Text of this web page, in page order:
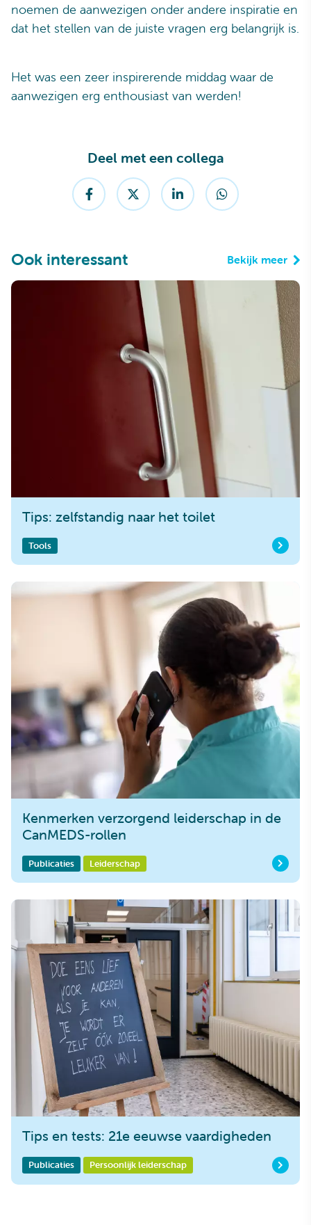
noemen de aanwezigen onder andere inspiratie en
dat het stellen van de juiste vragen erg belangrijk is.
Het was een zeer inspirerende middag waar de
aanwezigen erg enthousiast van werden!
Deel met een collega
Ook interessant Bekijk meer
Tips: zelfstandig naar het toilet
Tools
Kenmerken verzorgend leiderschap in de
CanMEDS-rollen
Publicaties Leiderschap
Tips en tests: 21e eeuwse vaardigheden
Publicaties Persoonlijk leiderschap